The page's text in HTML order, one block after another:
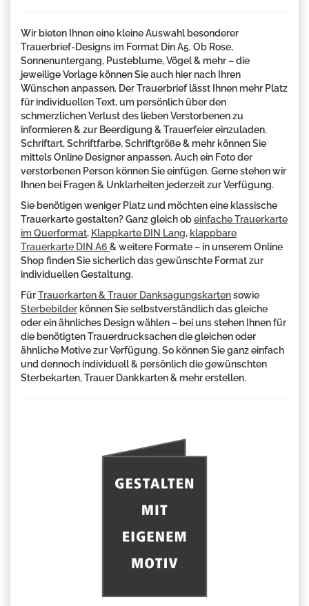
Wir bieten Ihnen eine kleine Auswahl besonderer
Trauerbrief-Designs im Format Din A5. Ob Rose,
Sonnenuntergang, Pusteblume, Vögel & mehr – die
jeweilige Vorlage können Sie auch hier nach Ihren
Wünschen anpassen. Der Trauerbrief lässt Ihnen mehr Platz
für individuellen Text, um persönlich über den
schmerzlichen Verlust des lieben Verstorbenen zu
informieren & zur Beerdigung & Trauerfeier einzuladen.
Schriftart, Schriftfarbe, Schriftgröße & mehr können Sie
mittels Online Designer anpassen. Auch ein Foto der
verstorbenen Person können Sie einfügen. Gerne stehen wir
Ihnen bei Fragen & Unklarheiten jederzeit zur Verfügung.
Sie benötigen weniger Platz und möchten eine klassische
Trauerkarte gestalten? Ganz gleich obeinfache Trauerkarte
im Querformat, Klappkarte DIN Lang, klappbare
Trauerkarte DIN A6 & weitere Formate – in unserem Online
Shop finden Sie sicherlich das gewünschte Format zur
individuellen Gestaltung.
FürTrauerkarten & Trauer Danksagungskartensowie
Sterbebilder können Sie selbstverständlich das gleiche
oder ein ähnliches Design wählen – bei uns stehen Ihnen für
die benötigten Trauerdrucksachen die gleichen oder
ähnliche Motive zur Verfügung. So können Sie ganz einfach
und dennoch individuell & persönlich die gewünschten
Sterbekarten, Trauer Dankkarten & mehr erstellen.